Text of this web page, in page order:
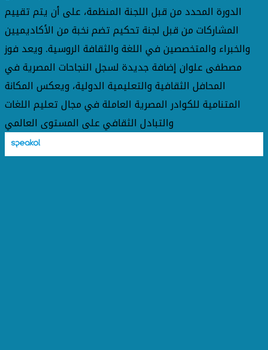
الدورة المحدد من قبل اللجنة المنظمة، على أن يتم تقييم
المشاركات من قبل لجنة تحكيم تضم نخبة من الأكاديميين
والخبراء والمتخصصين في اللغة والثقافة الروسية. ويعد فوز
مصطفى علوان إضافة جديدة لسجل النجاحات المصرية في
المحافل الثقافية والتعليمية الدولية، ويعكس المكانة
المتنامية للكوادر المصرية العاملة في مجال تعليم اللغات
والتبادل الثقافي على المستوى العالمي